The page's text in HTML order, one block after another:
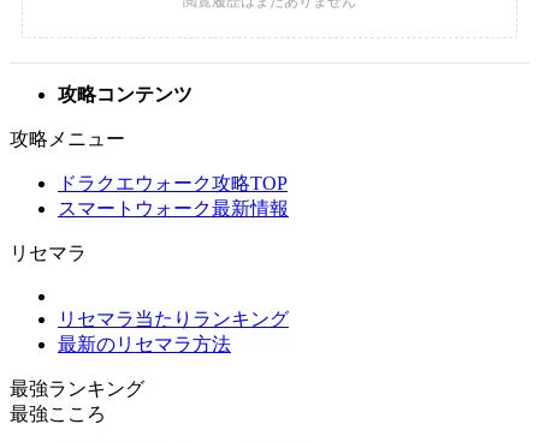
攻略コンテンツ
攻略メニュー
ドラクエウォーク攻略TOP
スマートウォーク最新情報
リセマラ
リセマラ当たりランキング
最新のリセマラ方法
最強ランキング
最強こころ